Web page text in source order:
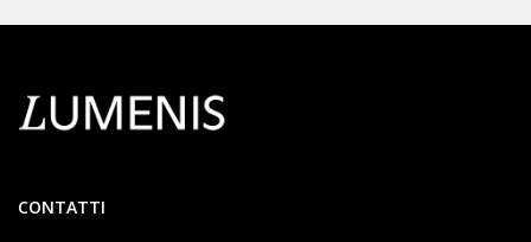
CONTATTI